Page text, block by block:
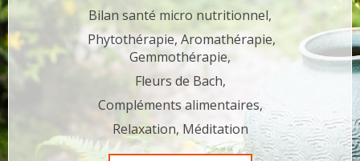
Bilan santé micro nutritionnel,
Phytothérapie, Aromathérapie,
Gemmothérapie,
Fleurs de Bach,
Compléments alimentaires,
Relaxation, Méditation